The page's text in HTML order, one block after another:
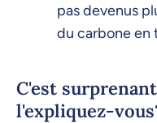
pas devenus
du carbone en
C'est
l'expliquez-